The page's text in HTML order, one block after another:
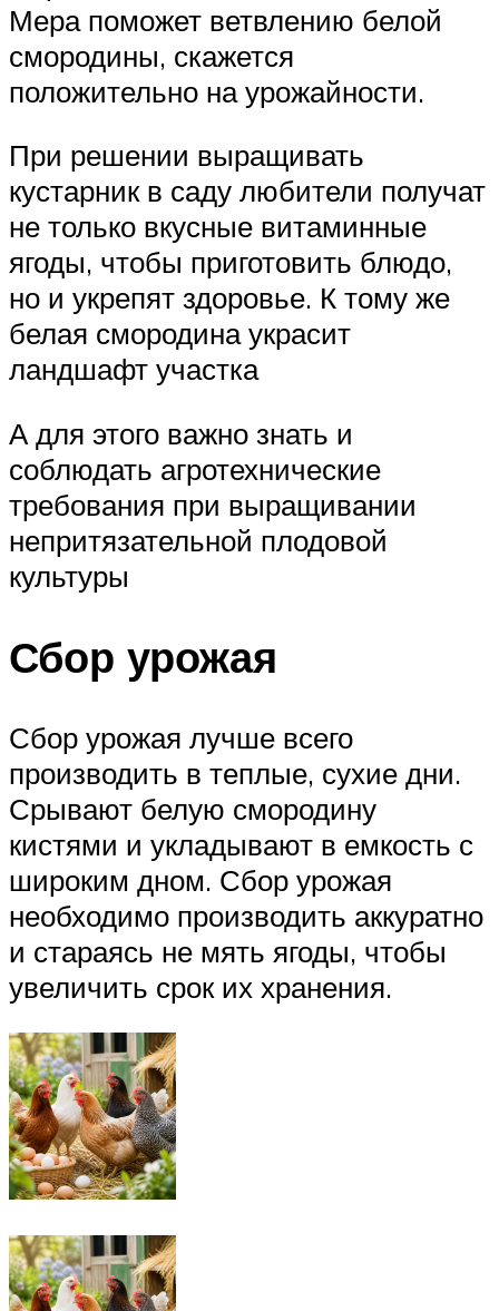
Мера поможет ветвлению белой
смородины, скажется
положительно на урожайности.
При решении выращивать
кустарник в саду любители получат
не только вкусные витаминные
ягоды, чтобы приготовить блюдо,
но и укрепят здоровье. К тому же
белая смородина украсит
ландшафт участка
А для этого важно знать и
соблюдать агротехнические
требования при выращивании
непритязательной плодовой
культуры
Сбор урожая
Сбор урожая лучше всего
производить в теплые, сухие дни.
Срывают белую смородину
кистями и укладывают в емкость с
широким дном. Сбор урожая
необходимо производить аккуратно
и стараясь не мять ягоды, чтобы
увеличить срок их хранения.